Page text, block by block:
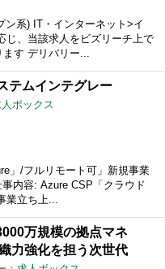
ン系) IT・インターネット>イ
じ、当該求人をビズリーチ上で
す デリバリー...
テムインテグレー
ボックス
」/フルリモート可」新規事業
内容: Azure CSP「クラウド
立ち上...
万規模の拠点マネ
力強化を担う次世代